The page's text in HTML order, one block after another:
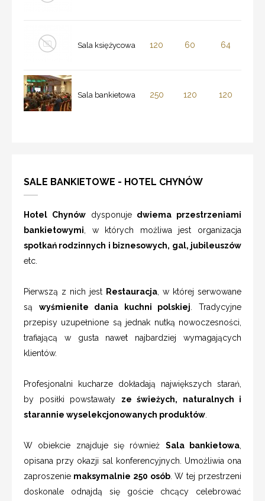
Sala księżycowa 120 60 64
Sala bankietowa 250 120 120
SALE BANKIETOWE - HOTEL CHYNÓW
Hotel Chynów dysponuje dwiema przestrzeniami
bankietowymi , w których możliwa jest organizacja
spotkań rodzinnych i biznesowych, gal, jubileuszów
etc.
Pierwszą z nich jest Restauracja, w której serwowane
są wyśmienite dania kuchni polskiej . Tradycyjne
przepisy uzupełnione są jednak nutką nowoczesności,
trafiającą w gusta nawet najbardziej wymagających
klientów.
Profesjonalni kucharze dokładają największych starań,
by posiłki powstawały ze świeżych, naturalnych i
starannie wyselekcjonowanych produktów
W obiekcie znajduje się również Sala bankietowa
opisana przy okazji sal konferencyjnych. Umożliwia ona
zaproszenie maksymalnie 250 osób. W tej przestrzeni
doskonale odnajdą się goście chcący celebrować